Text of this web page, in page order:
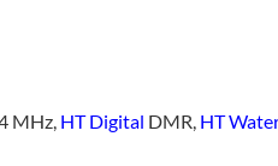
MHz, HT Digital DMR, HT